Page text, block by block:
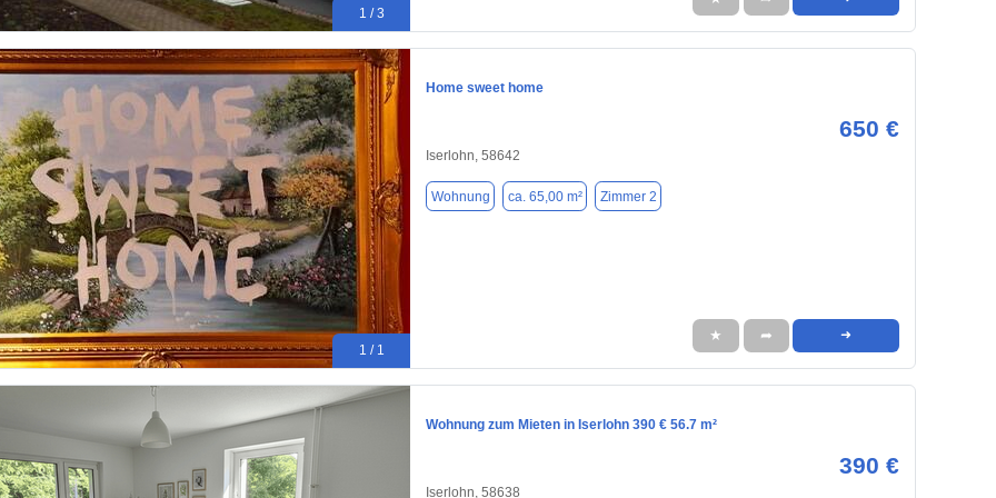
1 / 3
1 / 1
Home sweet home
650 €
Iserlohn, 58642
Wohnung ca. 65,00 m² Zimmer 2
★ ➦ ➜
Wohnung zum Mieten in Iserlohn 390 € 56.7 m²
390 €
Iserlohn, 58638